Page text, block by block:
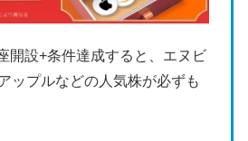
開設+条件達成すると、エヌビ
ップルなどの人気株が必ずも